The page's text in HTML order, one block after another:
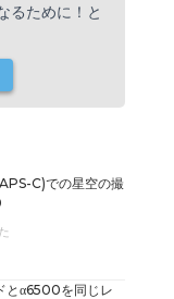
るために！と
C)での星空の撮
とα6500を同じレ